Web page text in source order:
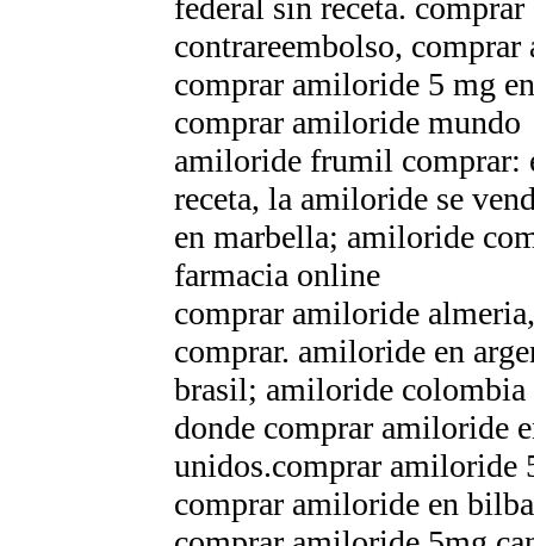
federal sin receta.
contrareembolso,
comprar amiloride 5 mg
comprar amiloride mundo
amiloride frumil comprar:
receta, la amiloride se
en marbella; amiloride
farmacia online
comprar amiloride
comprar. amiloride en
brasil; amiloride colombia
donde comprar amiloride
unidos.comprar amiloride
comprar amiloride en